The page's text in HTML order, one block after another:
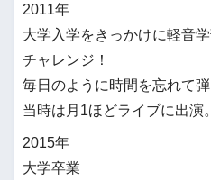
2011年
大学入学をきっかけに軽音
チャレンジ！
毎日のように時間を忘れて弾
当時は月1ほどライブに出演。
2015年
大学卒業